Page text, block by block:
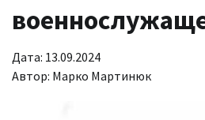
Дата: 13.09.2024
Автор: Марко Мартинюк